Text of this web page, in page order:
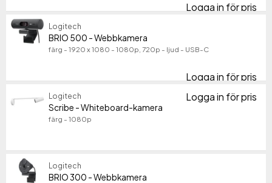
Logga in för pris
Logitech
BRIO 500 - Webbkamera
färg - 1920 x 1080 - 1080p, 720p - ljud - USB-C
Logga in för pris
Logitech
Scribe - Whiteboard-kamera
färg - 1080p
Logga in för pris
Logitech
BRIO 300 - Webbkamera